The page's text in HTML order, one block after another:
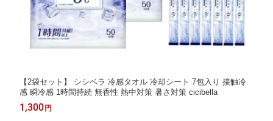
【2袋セット】 シシベラ 冷感タオル 冷却シート 7包入り 接触冷
感 瞬冷感 1時間持続 無香性 熱中対策 暑さ対策 cicibella
1,300円